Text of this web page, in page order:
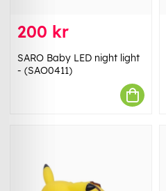
200 kr
SARO Baby LED night light
- (SAO0411)